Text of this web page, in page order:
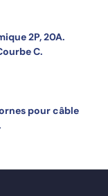
2P, 20A.
C.
pour câble